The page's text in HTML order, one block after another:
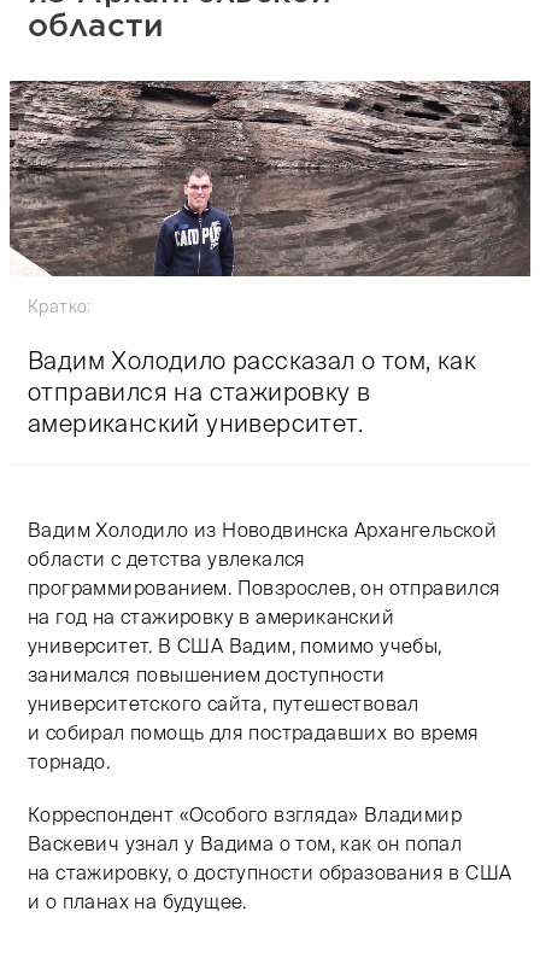
области
Кратко:
Вадим Холодило рассказал о том, как
отправился на стажировку в
американский университет.
Вадим Холодило из Новодвинска Архангельской
области с детства увлекался
программированием. Повзрослев, он отправился
на год на стажировку в американский
университет. В США Вадим, помимо учебы,
занимался повышением доступности
университетского сайта, путешествовал
и собирал помощь для пострадавших во время
торнадо.
Корреспондент «Особого взгляда» Владимир
Васкевич узнал у Вадима о том, как он попал
на стажировку, о доступности образования в США
и о планах на будущее.